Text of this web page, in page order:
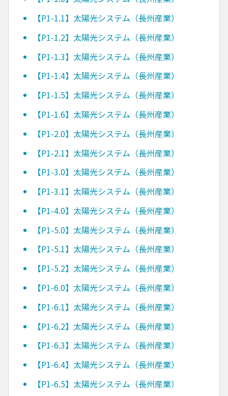
【P1-1.1】太陽光システム（長州産業）
【P1-1.2】太陽光システム（長州産業）
【P1-1.3】太陽光システム（長州産業）
【P1-1.4】太陽光システム（長州産業）
【P1-1.5】太陽光システム（長州産業）
【P1-1.6】太陽光システム（長州産業）
【P1-2.0】太陽光システム（長州産業）
【P1-2.1】太陽光システム（長州産業）
【P1-3.0】太陽光システム（長州産業）
【P1-3.1】太陽光システム（長州産業）
【P1-4.0】太陽光システム（長州産業）
【P1-5.0】太陽光システム（長州産業）
【P1-5.1】太陽光システム（長州産業）
【P1-5.2】太陽光システム（長州産業）
【P1-6.0】太陽光システム（長州産業）
【P1-6.1】太陽光システム（長州産業）
【P1-6.2】太陽光システム（長州産業）
【P1-6.3】太陽光システム（長州産業）
【P1-6.4】太陽光システム（長州産業）
【P1-6.5】太陽光システム（長州産業）